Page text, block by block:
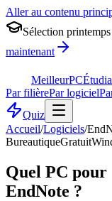
Aller au contenu
Sélection
maintenant
MeilleurPC
Par filièrePar logiciel
Quiz
Accueil/Logiciels/
BureautiqueGratuit
Quel PC pour
EndNote ?